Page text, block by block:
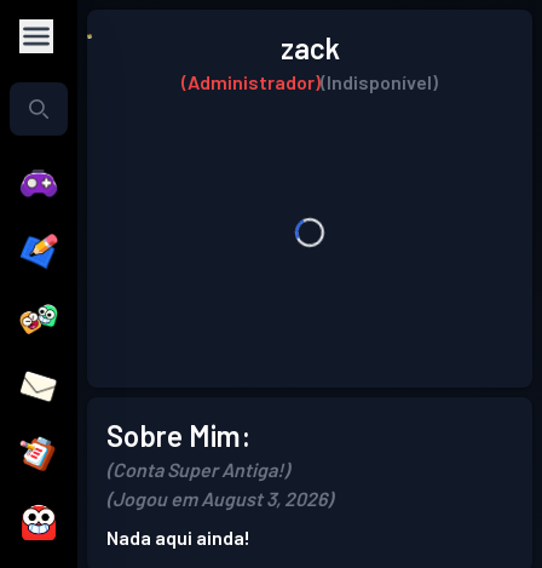
zack
(Administrador)(Indisponível)
Sobre Mim:
(Conta Super Antiga!)
(Jogou em August 3, 2026)
Nada aqui ainda!